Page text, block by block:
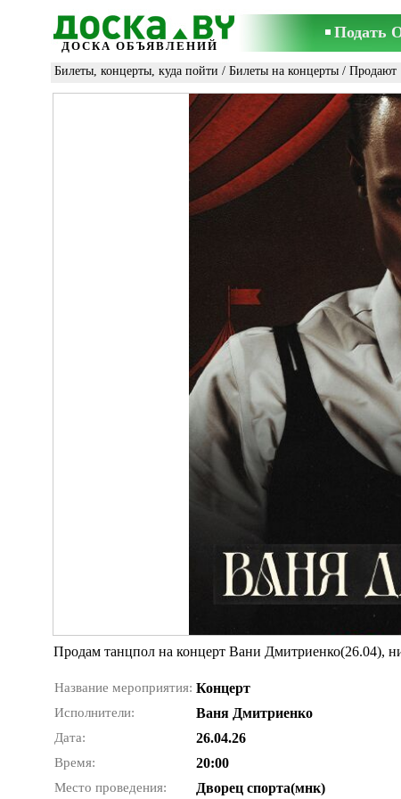
ДОСКА ОБЪЯВЛЕНИЙ
Подать
Билеты, концерты, куда пойти / Билеты на концерты / Продают
Продам танцпол на концерт Вани Дмитриенко(26.04),
Название мероприятия: Концерт
Исполнители: Ваня Дмитриенко
Дата: 26.04.26
Время: 20:00
Место проведения: Дворец спорта(мнк)